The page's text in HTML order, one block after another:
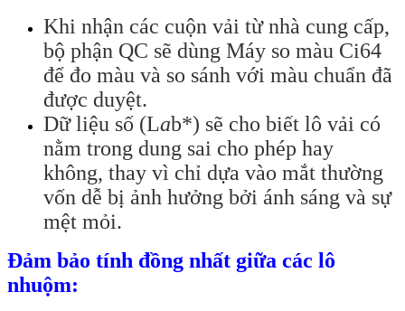
Khi nhận các cuộn vải từ nhà cung cấp,
bộ phận QC sẽ dùng Máy so màu Ci64
để đo màu và so sánh với màu chuẩn đã
được duyệt.
Dữ liệu số (Lab*) sẽ cho biết lô vải có
nằm trong dung sai cho phép hay
không, thay vì chỉ dựa vào mắt thường
vốn dễ bị ảnh hưởng bởi ánh sáng và sự
mệt mỏi.
Đảm bảo tính đồng nhất giữa các lô
nhuộm: